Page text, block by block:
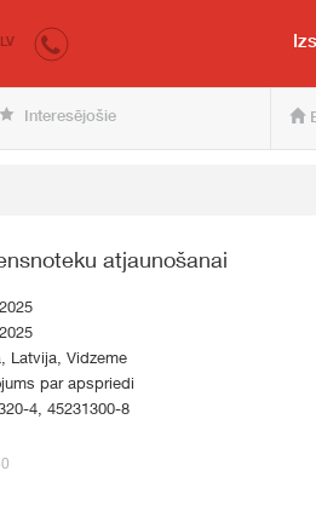
pircējam
LV
Interesējošie
atjaunošanai
Latvija, Vidzeme
par apspriedi
4, 45231300-8